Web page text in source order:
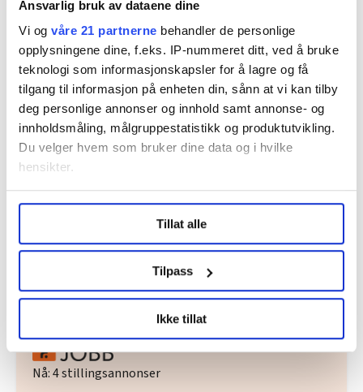
Ansvarlig bruk av dataene dine
Vi og våre 21 partnerne behandler de personlige
opplysningene dine, f.eks. IP-nummeret ditt, ved å bruke
teknologi som informasjonskapsler for å lagre og få
tilgang til informasjon på enheten din, sånn at vi kan tilby
deg personlige annonser og innhold samt annonse- og
innholdsmåling, målgruppestatistikk og produktutvikling.
Du velger hvem som bruker dine data og i hvilke
hensikter.
Undermer infokan du lese om hvordan dine personlige
data behandles og hvordan du kan velge hvordan de skal
brukes. Du kan hele tiden endre eller trekke tilbake ditt
samtykke fra erklæringen om informasjonskapsler.
LO Medias publikasjoner frifagbevegelse.no, hk-nytt.no
og fontene.no bruker informasjonskapsler (cookies) for å
lære hvordan våre nettsider blir brukt slik at vi tilby
relevant innhold, tilpassede annonser og utarbeide
statistikk.
Tillat alle
Tilpass
Ikke tillat
Kilder: Altinn, ferieloven, Arbeidstilsynet, Nav
Denne artikkelen erover ett år gammel.
arbeidsliv
økonomi
Nå:4stillingsannonser